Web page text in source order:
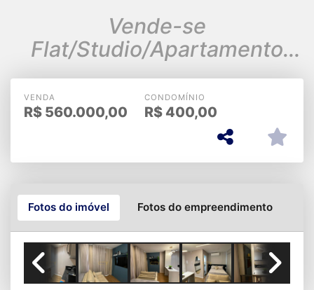
Vende-se
Flat/Studio/Apartamento
Mobiliado Edifício Studio
Cuiabá
VENDA
R$ 560.000,00
CONDOMÍNIO
R$ 400,00
Fotos do imóvel Fotos do empreendimento